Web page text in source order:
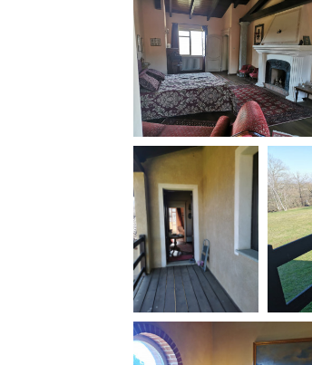
Sala Casting
Sala Paolo
FILM
Piemonte
Piemonte
Piemonte
Short Film